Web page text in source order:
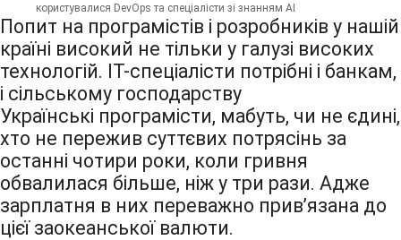
користувалися DevOps та спеціалісти зі знанням АІ
Попит на програмістів і розробників у нашій
країні високий не тільки у галузі високих
технологій. IT-спеціалісти потрібні і банкам,
і сільському господарству
Українські програмісти, мабуть, чи не єдині,
хто не пережив суттєвих потрясінь за
останні чотири роки, коли гривня
обвалилася більше, ніж у три рази. Адже
зарплатня в них переважно прив’язана до
цієї заокеанської валюти.